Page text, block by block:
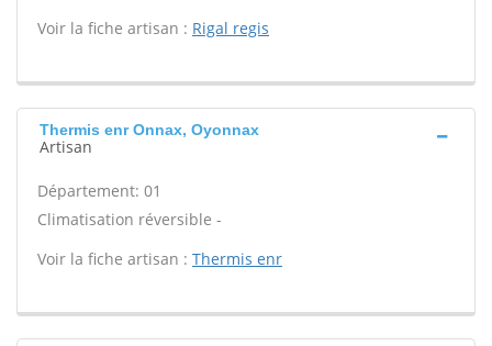
Voir la fiche artisan : Rigal regis
Thermis enr Onnax, Oyonnax
Artisan
Département: 01
Climatisation réversible -
Voir la fiche artisan : Thermis enr